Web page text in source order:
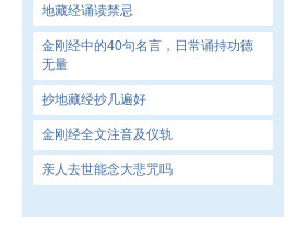
地藏经诵读禁忌
金刚经中的40句名言，日常诵持功德
无量
抄地藏经抄几遍好
金刚经全文注音及仪轨
亲人去世能念大悲咒吗